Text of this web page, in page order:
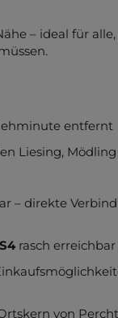
– ideal für
entfernt
Liesing,
– direkte
rasch erreichbar
von